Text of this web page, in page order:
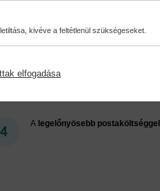
az
Kedvezmények,
A legelőnyösebb postaköltséggel
kivéve a feltétlenül szükségeseket.
elfogadása